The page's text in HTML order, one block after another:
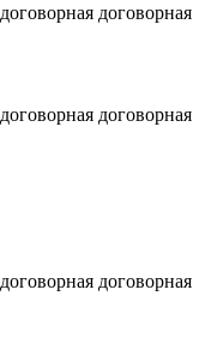
договорная договорная
договорная договорная
договорная договорная